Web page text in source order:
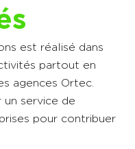
est réalisé dans
partout en
agences Ortec.
service de
pour contribuer